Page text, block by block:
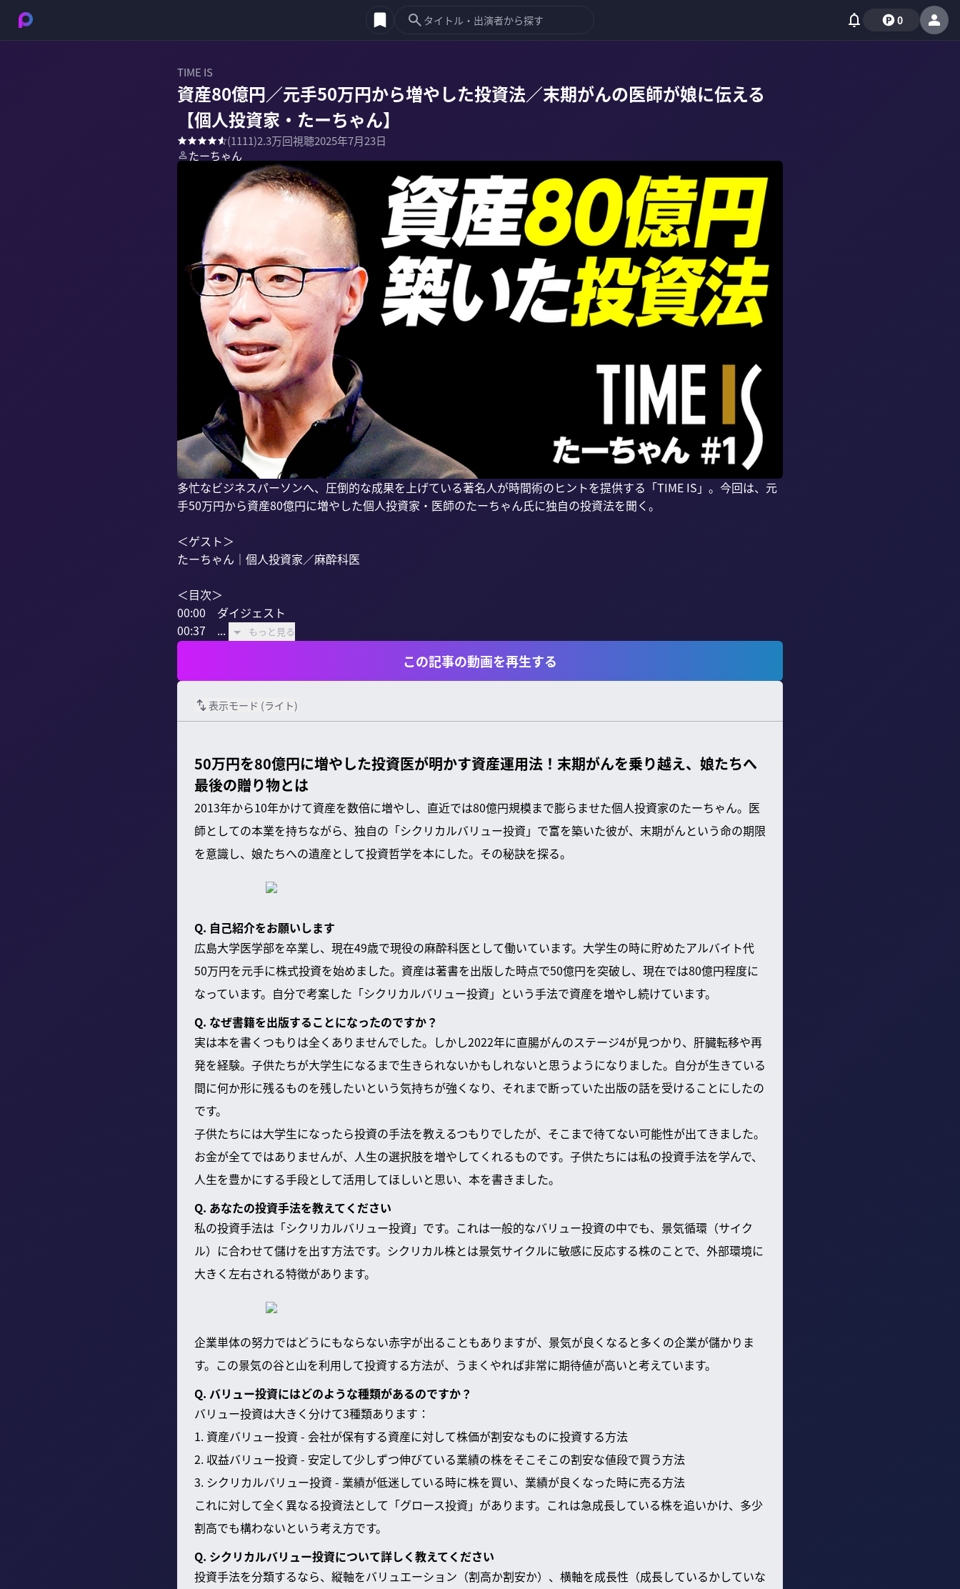
0
TIME IS
資産80億円／元手50万円から増やした投資法／末期がんの医師が娘に伝える
【個人投資家・たーちゃん】
(1111)2.3万回視聴2025年7月23日
たーちゃん
多忙なビジネスパーソンへ、圧倒的な成果を上げている著名人が時間術のヒントを提供する「TIME IS」。今回は、元
手50万円から資産80億円に増やした個人投資家・医師のたーちゃん氏に独自の投資法を聞く。
＜ゲスト＞
たーちゃん｜個人投資家／麻酔科医
＜目次＞
00:00　ダイジェスト
00:37　...
もっと見る
この記事の動画を再生する
表示モード (ライト)
50万円を80億円に増やした投資医が明かす資産運用法！末期がんを乗り越え、娘たちへ
最後の贈り物とは
2013年から10年かけて資産を数倍に増やし、直近では80億円規模まで膨らませた個人投資家のたーちゃん。医
師としての本業を持ちながら、独自の「シクリカルバリュー投資」で富を築いた彼が、末期がんという命の期限
を意識し、娘たちへの遺産として投資哲学を本にした。その秘訣を探る。
Q. 自己紹介をお願いします
広島大学医学部を卒業し、現在49歳で現役の麻酔科医として働いています。大学生の時に貯めたアルバイト代
50万円を元手に株式投資を始めました。資産は著書を出版した時点で50億円を突破し、現在では80億円程度に
なっています。自分で考案した「シクリカルバリュー投資」という手法で資産を増やし続けています。
Q. なぜ書籍を出版することになったのですか？
実は本を書くつもりは全くありませんでした。しかし2022年に直腸がんのステージ4が見つかり、肝臓転移や再
発を経験。子供たちが大学生になるまで生きられないかもしれないと思うようになりました。自分が生きている
間に何か形に残るものを残したいという気持ちが強くなり、それまで断っていた出版の話を受けることにしたの
です。
子供たちには大学生になったら投資の手法を教えるつもりでしたが、そこまで待てない可能性が出てきました。
お金が全てではありませんが、人生の選択肢を増やしてくれるものです。子供たちには私の投資手法を学んで、
人生を豊かにする手段として活用してほしいと思い、本を書きました。
Q. あなたの投資手法を教えてください
私の投資手法は「シクリカルバリュー投資」です。これは一般的なバリュー投資の中でも、景気循環（サイク
ル）に合わせて儲けを出す方法です。シクリカル株とは景気サイクルに敏感に反応する株のことで、外部環境に
大きく左右される特徴があります。
企業単体の努力ではどうにもならない赤字が出ることもありますが、景気が良くなると多くの企業が儲かりま
す。この景気の谷と山を利用して投資する方法が、うまくやれば非常に期待値が高いと考えています。
Q. バリュー投資にはどのような種類があるのですか？
バリュー投資は大きく分けて3種類あります：
1. 資産バリュー投資 - 会社が保有する資産に対して株価が割安なものに投資する方法
2. 収益バリュー投資 - 安定して少しずつ伸びている業績の株をそこそこの割安な値段で買う方法
3. シクリカルバリュー投資 - 業績が低迷している時に株を買い、業績が良くなった時に売る方法
これに対して全く異なる投資法として「グロース投資」があります。これは急成長している株を追いかけ、多少
割高でも構わないという考え方です。
Q. シクリカルバリュー投資について詳しく教えてください
投資手法を分類するなら、縦軸をバリュエーション（割高か割安か）、横軸を成長性（成長しているかしていな